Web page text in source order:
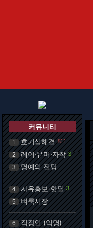
커뮤니티
1 호기심해결 811
2 레어·유머·자작 3
3 명예의 전당
4 자유홍보·핫딜 3
5 벼룩시장
6 직장인 (익명)